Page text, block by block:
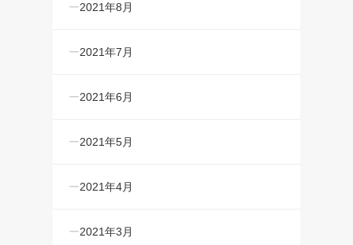
2021年8月
2021年7月
2021年6月
2021年5月
2021年4月
2021年3月